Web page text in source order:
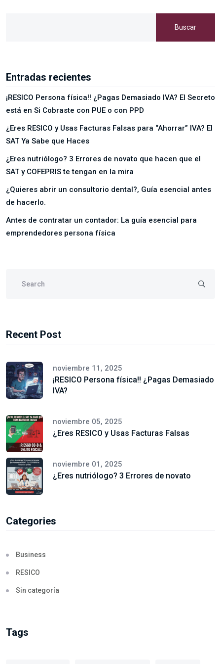
Buscar
Entradas recientes
¡RESICO Persona física!! ¿Pagas Demasiado IVA? El Secreto
está en Si Cobraste con PUE o con PPD
¿Eres RESICO y Usas Facturas Falsas para “Ahorrar” IVA? El
SAT Ya Sabe que Haces
¿Eres nutriólogo? 3 Errores de novato que hacen que el
SAT y COFEPRIS te tengan en la mira
¿Quieres abrir un consultorio dental?, Guía esencial antes
de hacerlo.
Antes de contratar un contador: La guía esencial para
emprendedores persona física
Recent Post
noviembre 11, 2025
¡RESICO Persona física!! ¿Pagas Demasiado
IVA?
noviembre 05, 2025
¿Eres RESICO y Usas Facturas Falsas
noviembre 01, 2025
¿Eres nutriólogo? 3 Errores de novato
Categories
Business
RESICO
Sin categoría
Tags